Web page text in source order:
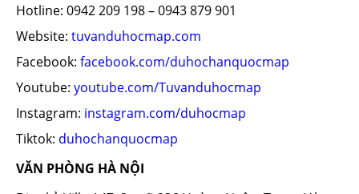
Hotline: 0942 209 198 – 0943 879 901
Website: tuvanduhocmap.com
Facebook: facebook.com/duhochanquocmap
Youtube: youtube.com/Tuvanduhocmap
Instagram: instagram.com/duhocmap
Tiktok: duhochanquocmap
VĂN PHÒNG HÀ NỘI